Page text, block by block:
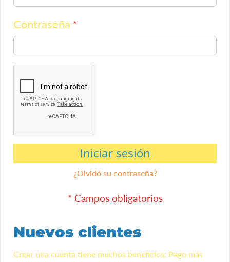
Contraseña
Iniciar sesión
¿Olvidó su contraseña?
Nuevos clientes
Crear una cuenta tiene muchos beneficios: Pago más